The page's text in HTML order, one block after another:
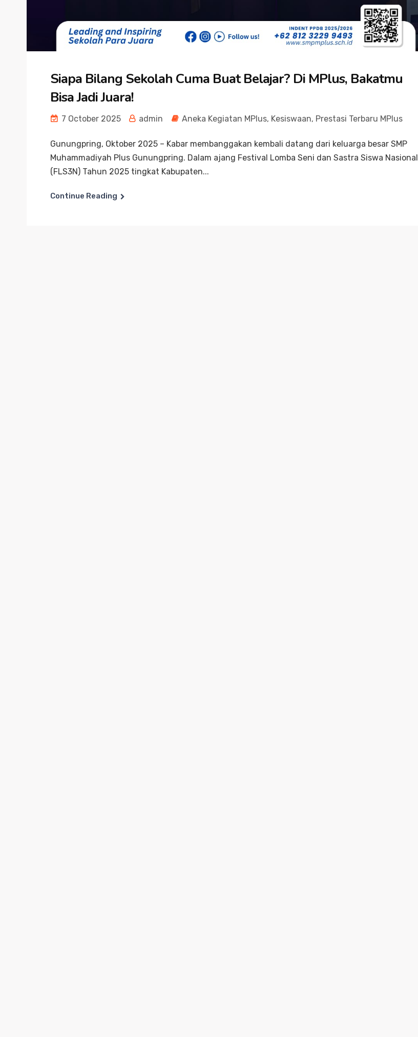
Siapa Bilang Sekolah Cuma Buat Belajar? Di MPlus, Bakatmu
Bisa Jadi Juara!
7 October 2025 admin Aneka Kegiatan MPlus, Kesiswaan, Prestasi Terbaru MPlus
Gunungpring, Oktober 2025 – Kabar membanggakan kembali datang dari keluarga besar SMP
Muhammadiyah Plus Gunungpring. Dalam ajang Festival Lomba Seni dan Sastra Siswa Nasional
(FLS3N) Tahun 2025 tingkat Kabupaten...
Continue Reading